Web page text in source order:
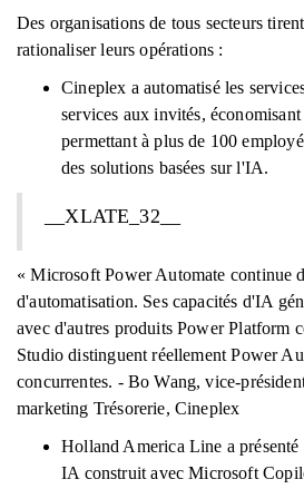
Des organisations de tous secteurs
rationaliser leurs opérations :
Cineplex a automatisé les
services aux invités,
permettant à plus de 100
des solutions basées sur l'IA.
__XLATE_32__
« Microsoft Power Automate continue
d'automatisation. Ses capacités d'IA
avec d'autres produits Power Platform
Studio distinguent réellement Power
concurrentes. - Bo Wang, vice-
marketing Trésorerie, Cineplex
Holland America Line a
IA construit avec Microsoft